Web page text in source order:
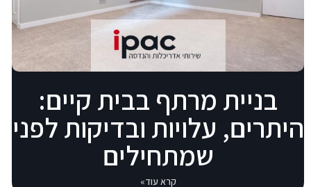
בניית מרתף בבית קיים:
היתרים, עלויות ובדיקות לפני
שמתחילים
קרא עוד»